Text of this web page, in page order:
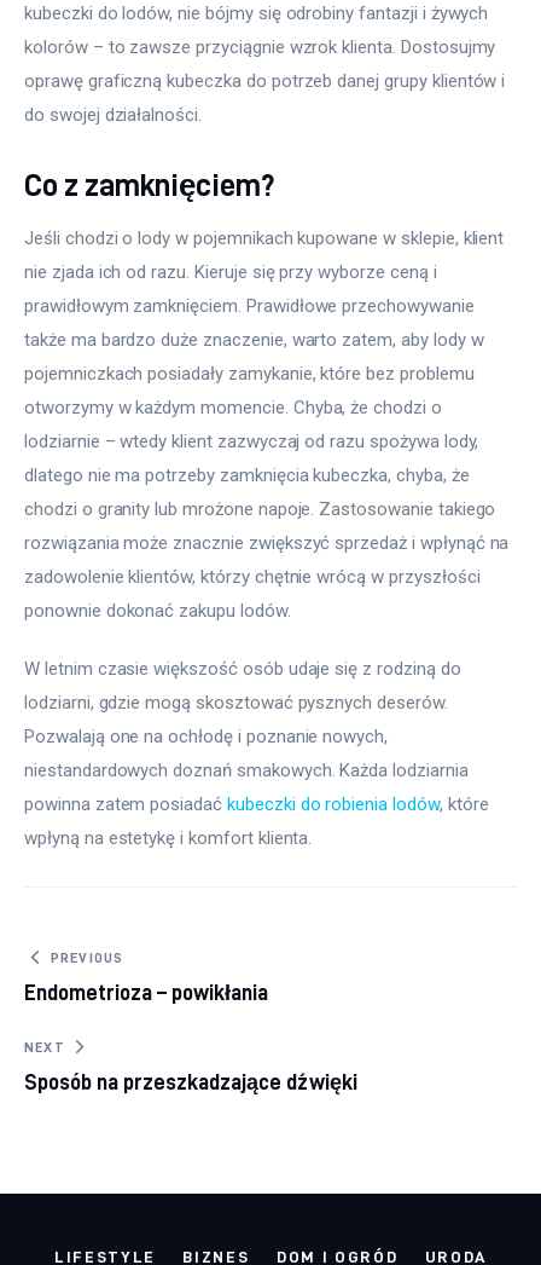
kubeczki do lodów, nie bójmy się odrobiny fantazji i żywych
kolorów – to zawsze przyciągnie wzrok klienta. Dostosujmy
oprawę graficzną kubeczka do potrzeb danej grupy klientów i
do swojej działalności.
Co z zamknięciem?
Jeśli chodzi o lody w pojemnikach kupowane w sklepie, klient
nie zjada ich od razu. Kieruje się przy wyborze ceną i
prawidłowym zamknięciem. Prawidłowe przechowywanie
także ma bardzo duże znaczenie, warto zatem, aby lody w
pojemniczkach posiadały zamykanie, które bez problemu
otworzymy w każdym momencie. Chyba, że chodzi o
lodziarnie – wtedy klient zazwyczaj od razu spożywa lody,
dlatego nie ma potrzeby zamknięcia kubeczka, chyba, że
chodzi o granity lub mrożone napoje. Zastosowanie takiego
rozwiązania może znacznie zwiększyć sprzedaż i wpłynąć na
zadowolenie klientów, którzy chętnie wrócą w przyszłości
ponownie dokonać zakupu lodów.
W letnim czasie większość osób udaje się z rodziną do
lodziarni, gdzie mogą skosztować pysznych deserów.
Pozwalają one na ochłodę i poznanie nowych,
niestandardowych doznań smakowych. Każda lodziarnia
powinna zatem posiadać kubeczki do robienia lodów, które
wpłyną na estetykę i komfort klienta.
Nawigacja wpisu
PREVIOUS
Endometrioza – powikłania
NEXT
Sposób na przeszkadzające dźwięki
LIFESTYLE BIZNES DOM I OGRÓD URODA